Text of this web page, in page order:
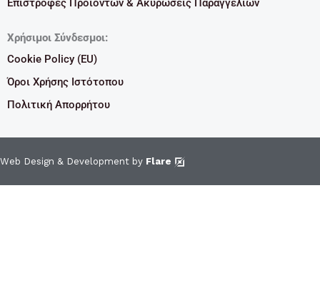
Επιστροφές Προϊόντων & Ακυρώσεις Παραγγελιών
Χρήσιμοι Σύνδεσμοι:
Cookie Policy (EU)
Όροι Χρήσης Ιστότοπου
Πολιτική Απορρήτου
Web Design & Development by Flare